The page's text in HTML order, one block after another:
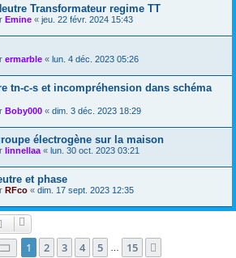
Transformateur regime TT
Emine « jeu. 22 févr. 2024 15:43
ermarble « lun. 4 déc. 2023 05:26
tn-c-s et incompréhension dans schéma
Boby000 « dim. 3 déc. 2023 18:29
électrogène sur la maison
linnellaa « lun. 30 oct. 2023 03:21
et phase
RFco « dim. 17 sept. 2023 12:35
Page 1sur15
1 2 3 4 5 15